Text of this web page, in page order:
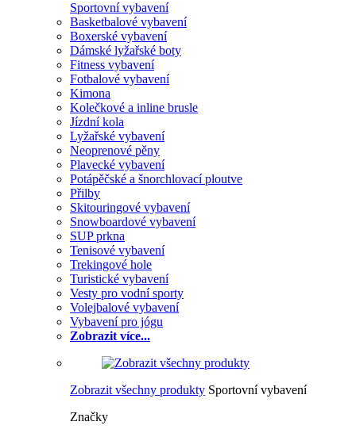
Sportovní vybavení
Basketbalové vybavení
Boxerské vybavení
Dámské lyžařské boty
Fitness vybavení
Fotbalové vybavení
Kimona
Kolečkové a inline brusle
Jízdní kola
Lyžařské vybavení
Neoprenové pěny
Plavecké vybavení
Potápěčské a šnorchlovací ploutve
Přilby
Skitouringové vybavení
Snowboardové vybavení
SUP prkna
Tenisové vybavení
Trekingové hole
Turistické vybavení
Vesty pro vodní sporty
Volejbalové vybavení
Vybavení pro jógu
Zobrazit více...
Zobrazit všechny produkty Sportovní vybavení
Značky